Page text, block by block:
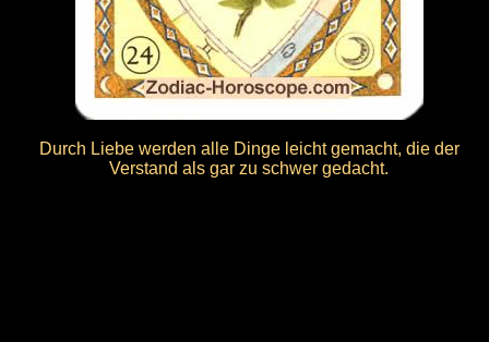
Durch Liebe werden alle Dinge leicht gemacht, die der
Verstand als gar zu schwer gedacht.